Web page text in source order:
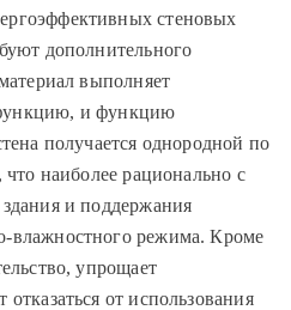
стеновых
дополнительного
выполняет
и функцию
получается однородной по
что наиболее рационально с
и поддержания
влажностного режима. Кроме
упрощает
от использования